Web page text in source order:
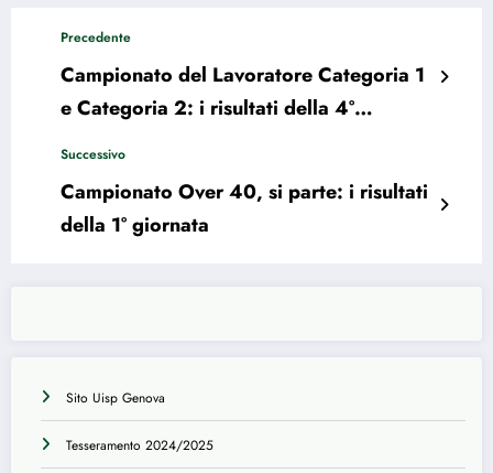
Sito Uisp Genova
Tesseramento 2024/2025
Precedente
Campionato del Lavoratore Categoria 1
e Categoria 2: i risultati della 4°
Successivo
Campionato Over 40, si parte: i risultati
della 1° giornata